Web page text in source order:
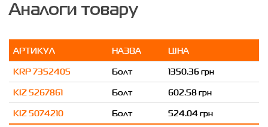
Аналоги товару
АРТИКУЛ НАЗВА
ЦІНА
KRP 7352405
Болт
1350.36 грн
KIZ 5267861
Болт
602.58 грн
KIZ 5074210
Болт 524.04 грн